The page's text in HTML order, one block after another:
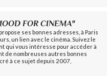
FOR CINEMA"
ses bonnes adresses, à Paris
un lien avec le cinéma. Suivez le
qui vous intéresse pour accéder à
de nombreuses autres bonnes
à ce sujet depuis 2007,